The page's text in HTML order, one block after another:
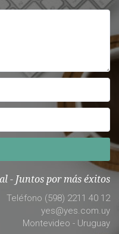
- Juntos por más éxitos
Teléfono (598) 2211 40 12
yes@yes.com.uy
Montevideo - Uruguay